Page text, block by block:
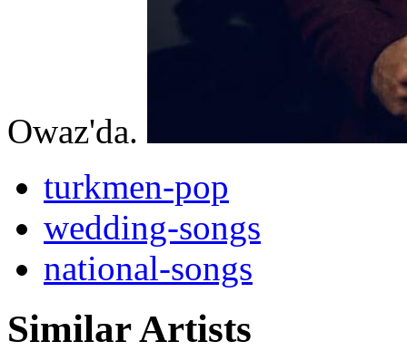
Owaz'da.
turkmen-pop
wedding-songs
national-songs
Similar Artists